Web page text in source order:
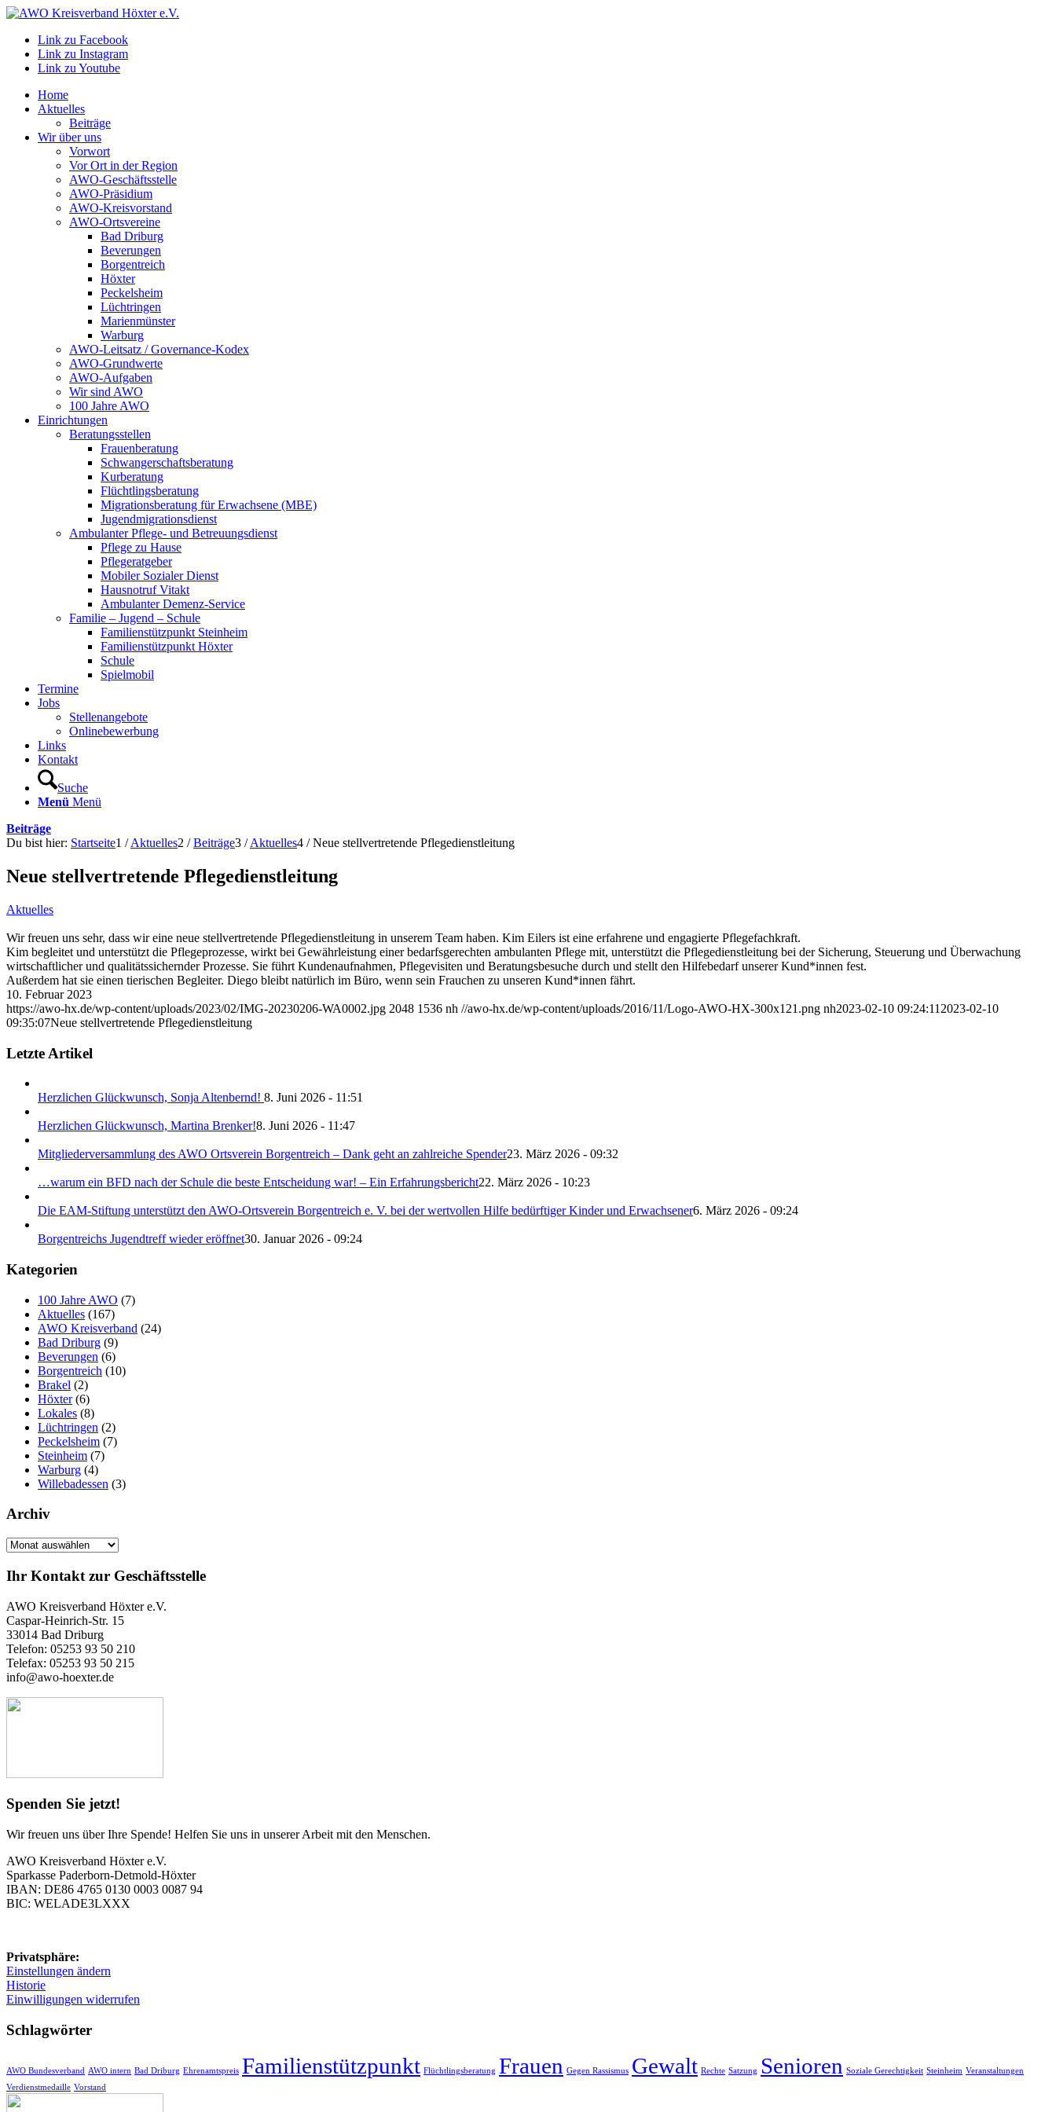
Link zu Facebook
Link zu Instagram
Link zu Youtube
Home
Aktuelles
Beiträge
Wir über uns
Vorwort
Vor Ort in der Region
AWO-Geschäftsstelle
AWO-Präsidium
AWO-Kreisvorstand
AWO-Ortsvereine
Bad Driburg
Beverungen
Borgentreich
Höxter
Peckelsheim
Lüchtringen
Marienmünster
Warburg
AWO-Leitsatz / Governance-Kodex
AWO-Grundwerte
AWO-Aufgaben
Wir sind AWO
100 Jahre AWO
Einrichtungen
Beratungsstellen
Frauenberatung
Schwangerschaftsberatung
Kurberatung
Flüchtlingsberatung
Migrationsberatung für Erwachsene (MBE)
Jugendmigrationsdienst
Ambulanter Pflege- und Betreuungsdienst
Pflege zu Hause
Pflegeratgeber
Mobiler Sozialer Dienst
Hausnotruf Vitakt
Ambulanter Demenz-Service
Familie – Jugend – Schule
Familienstützpunkt Steinheim
Familienstützpunkt Höxter
Schule
Spielmobil
Termine
Jobs
Stellenangebote
Onlinebewerbung
Links
Kontakt
Suche
Menü Menü
Beiträge
Du bist hier: Startseite1 / Aktuelles2 / Beiträge3 / Aktuelles4 / Neue stellvertretende Pflegedienstleitung
Neue stellvertretende Pflegedienstleitung
Aktuelles
Wir freuen uns sehr, dass wir eine neue stellvertretende Pflegedienstleitung in unserem Team haben. Kim Eilers ist eine erfahrene und engagierte Pflegefachkraft.
Kim begleitet und unterstützt die Pflegeprozesse, wirkt bei Gewährleistung einer bedarfsgerechten ambulanten Pflege mit, unterstützt die Pflegedienstleitung bei der Sicherung, Steuerung und Überwachung
wirtschaftlicher und qualitätssichernder Prozesse. Sie führt Kundenaufnahmen, Pflegevisiten und Beratungsbesuche durch und stellt den Hilfebedarf unserer Kund*innen fest.
Außerdem hat sie einen tierischen Begleiter. Diego bleibt natürlich im Büro, wenn sein Frauchen zu unseren Kund*innen fährt.
10. Februar 2023
https://awo-hx.de/wp-content/uploads/2023/02/IMG-20230206-WA0002.jpg 2048 1536 nh //awo-hx.de/wp-content/uploads/2016/11/Logo-AWO-HX-300x121.png nh2023-02-10 09:24:11 2023-02-10
09:35:07Neue stellvertretende Pflegedienstleitung
Letzte Artikel
Herzlichen Glückwunsch, Sonja Altenbernd! 8. Juni 2026 - 11:51
Herzlichen Glückwunsch, Martina Brenker!8. Juni 2026 - 11:47
Mitgliederversammlung des AWO Ortsverein Borgentreich – Dank geht an zahlreiche Spender23. März 2026 - 09:32
…warum ein BFD nach der Schule die beste Entscheidung war! – Ein Erfahrungsbericht22. März 2026 - 10:23
Die EAM-Stiftung unterstützt den AWO-Ortsverein Borgentreich e. V. bei der wertvollen Hilfe bedürftiger Kinder und Erwachsener6. März 2026 - 09:24
Borgentreichs Jugendtreff wieder eröffnet30. Januar 2026 - 09:24
Kategorien
100 Jahre AWO (7)
Aktuelles (167)
AWO Kreisverband (24)
Bad Driburg (9)
Beverungen (6)
Borgentreich (10)
Brakel (2)
Höxter(6)
Lokales (8)
Lüchtringen (2)
Peckelsheim (7)
Steinheim (7)
Warburg (4)
Willebadessen (3)
Archiv
Archiv
Ihr Kontakt zur Geschäftsstelle
AWO Kreisverband Höxter e.V.
Caspar-Heinrich-Str. 15
33014 Bad Driburg
Telefon: 05253 93 50 210
Telefax: 05253 93 50 215
info@awo-hoexter.de
Spenden Sie jetzt!
Wir freuen uns über Ihre Spende! Helfen Sie uns in unserer Arbeit mit den Menschen.
AWO Kreisverband Höxter e.V.
Sparkasse Paderborn-Detmold-Höxter
IBAN: DE86 4765 0130 0003 0087 94
BIC: WELADE3LXXX
Privatsphäre:
Einstellungen ändern
Historie
Einwilligungen widerrufen
Schlagwörter
AWO Bundesverband AWO intern Bad Driburg Ehrenamtspreis Familienstützpunkt Flüchtlingsberatung Frauen Gegen Rassismus Gewalt Rechte Satzung Senioren Soziale Gerechtigkeit Steinheim Veranstaltungen
Verdienstmedaille Vorstand